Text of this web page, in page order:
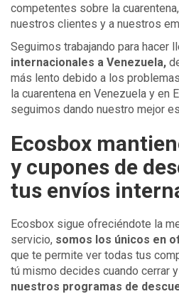
competentes sobre la
nuestros clientes y a nuestros
Seguimos trabajando para hacer
internacionales a Venezuela,
más lento debido a los
la cuarentena en Venezuela y en
seguimos dando nuestro mejor
Ecosbox
y cupones de
tus envíos
Ecosbox sigue ofreciéndote la
servicio, somos los únicos en
que te permite ver todas tus
tú mismo decides cuando cerrar y
nuestros programas de